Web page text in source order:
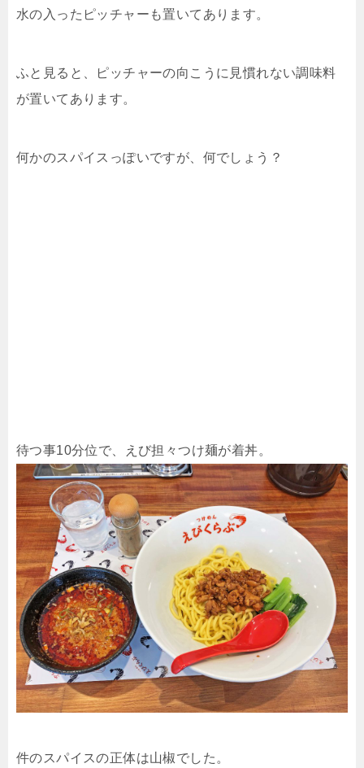
水の入ったピッチャーも置いてあります。
ふと見ると、ピッチャーの向こうに見慣れない調味料
が置いてあります。
何かのスパイスっぽいですが、何でしょう？
待つ事10分位で、えび担々つけ麺が着丼。
件のスパイスの正体は山椒でした。